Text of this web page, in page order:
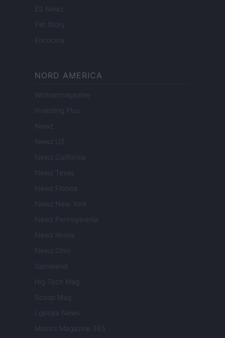
ES Newz
Pet Story
Encocina
NORD AMERICA
Womanmagazine
Investing Plus
Newz
Newz US
Newz California
Newz Texas
Newz Florida
Newz New York
Newz Pennsylvania
Newz Illinois
Newz Ohio
Gameland
Hig Tech Mag
Scoop Mag
Lgbtqia News
Motors Magazine 365